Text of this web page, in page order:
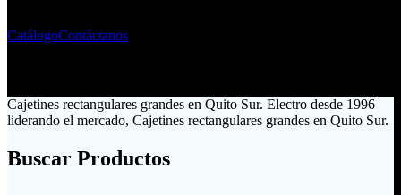
CatálogoContáctanos
Cajetines rectangulares grandes en Quito Sur. Electro desde 1996
liderando el mercado, Cajetines rectangulares grandes en Quito Sur.
Buscar Productos